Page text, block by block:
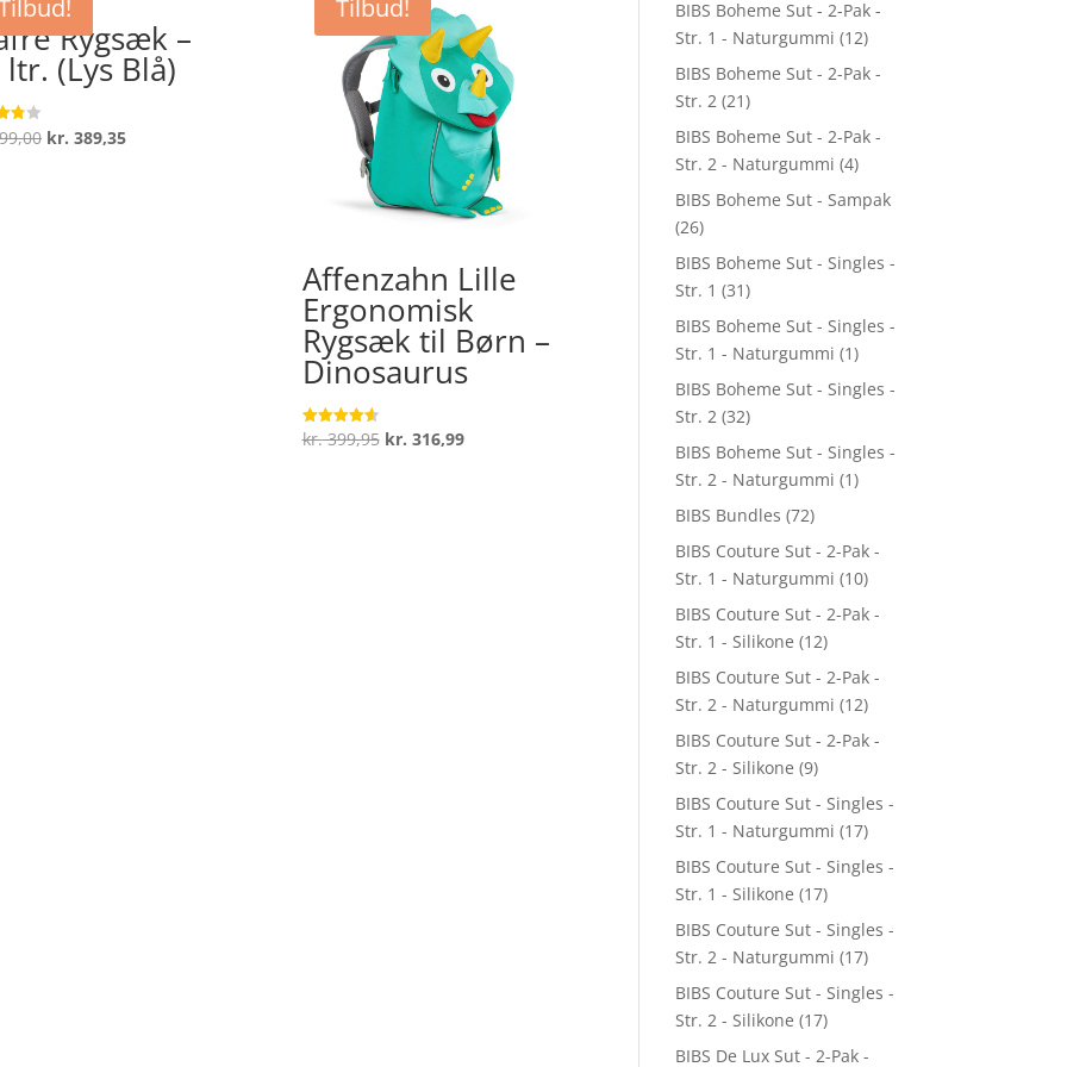
Rygsæk –
ltr. (Lys Blå)
Den
kr. 389,35Den
Tilbud!
Affenzahn Lille
Ergonomisk
Rygsæk til Børn –
Dinosaurus
Vurderet
4.6
kr.399,95 Den
kr. 316,99Den
BIBS Boheme Sut - 2-Pak -
Str. 1 - Naturgummi (12)
BIBS Boheme Sut - 2-Pak -
Str. 2 (21)
BIBS Boheme Sut - 2-Pak -
Str. 2 - Naturgummi (4)
BIBS Boheme Sut - Sampak
(26)
BIBS Boheme Sut - Singles -
Str. 1 (31)
BIBS Boheme Sut - Singles -
Str. 1 - Naturgummi (1)
BIBS Boheme Sut - Singles -
Str. 2 (32)
BIBS Boheme Sut - Singles -
Str. 2 - Naturgummi (1)
BIBS Bundles (72)
BIBS Couture Sut - 2-Pak -
Str. 1 - Naturgummi (10)
BIBS Couture Sut - 2-Pak -
Str. 1 - Silikone (12)
BIBS Couture Sut - 2-Pak -
Str. 2 - Naturgummi (12)
BIBS Couture Sut - 2-Pak -
Str. 2 - Silikone (9)
BIBS Couture Sut - Singles -
Str. 1 - Naturgummi (17)
BIBS Couture Sut - Singles -
Str. 1 - Silikone (17)
BIBS Couture Sut - Singles -
Str. 2 - Naturgummi (17)
BIBS Couture Sut - Singles -
Str. 2 - Silikone (17)
BIBS De Lux Sut - 2-Pak -